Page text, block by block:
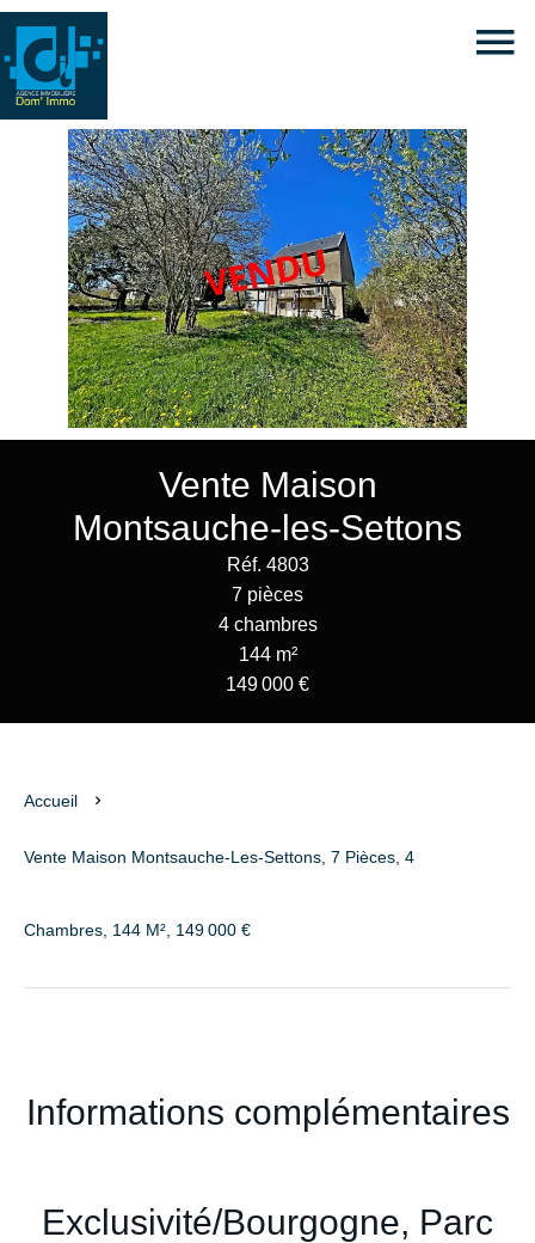
Vente Maison
Montsauche-les-Settons
Réf. 4803
7 pièces
4 chambres
144 m²
149 000 €
Accueil
Vente Maison Montsauche-Les-Settons, 7 Pièces, 4
Chambres, 144 M², 149 000 €
Informations complémentaires
Exclusivité/Bourgogne, Parc